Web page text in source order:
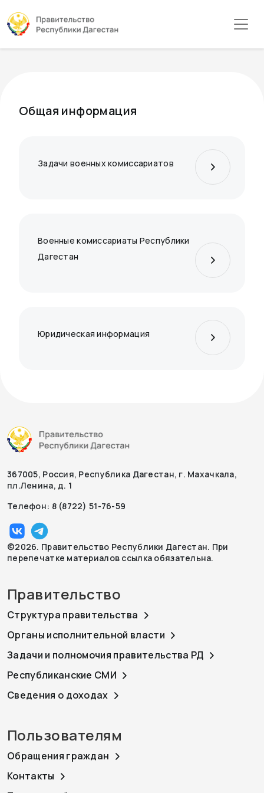
Общая информация
Задачи военных комиссариатов
Военные комиссариаты Республики
Дагестан
Юридическая информация
367005, Россия, Республика Дагестан, г. Махачкала,
пл.Ленина, д. 1
Телефон: 8 (8722) 51-76-59
©2026. Правительство Республики Дагестан. При
перепечатке материалов ссылка обязательна.
Правительство
Структура правительства
Органы исполнительной власти
Задачи и полномочия правительства РД
Республиканские СМИ
Сведения о доходах
Пользователям
Обращения граждан
Контакты